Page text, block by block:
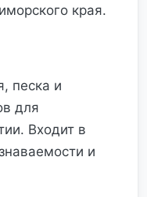
края.
песка и
для
Входит в
и